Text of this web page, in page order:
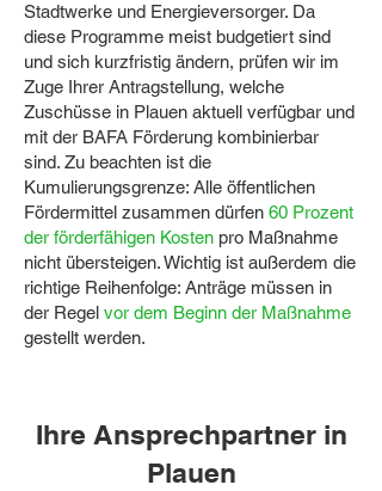
Stadtwerke und Energieversorger. Da
diese Programme meist budgetiert sind
und sich kurzfristig ändern, prüfen wir im
Zuge Ihrer Antragstellung, welche
Zuschüsse in Plauen aktuell verfügbar und
mit der BAFA Förderung kombinierbar
sind. Zu beachten ist die
Kumulierungsgrenze: Alle öffentlichen
Fördermittel zusammen dürfen 60 Prozent
der förderfähigen Kosten pro Maßnahme
nicht übersteigen. Wichtig ist außerdem die
richtige Reihenfolge: Anträge müssen in
der Regel vor dem Beginn der Maßnahme
gestellt werden.
Ihre Ansprechpartner in
Plauen